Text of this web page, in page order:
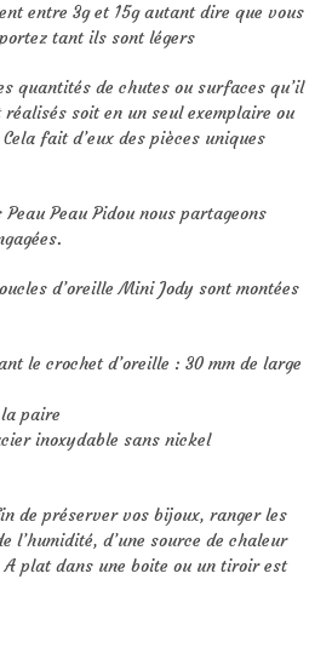
entre 3g et 15g autant dire que vous
tant ils sont légers
quantités de chutes ou surfaces qu’il
soit en un seul exemplaire ou
fait d’eux des pièces uniques
Peau Pidou nous partageons
d’oreille Mini Jody sont montées
le crochet d’oreille : 30 mm de large
paire
inoxydable sans nickel
de préserver vos bijoux, ranger les
l’humidité, d’une source de chaleur
A plat dans une boite ou un tiroir est